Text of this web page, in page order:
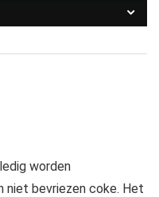
worden
niet bevriezen coke. Het